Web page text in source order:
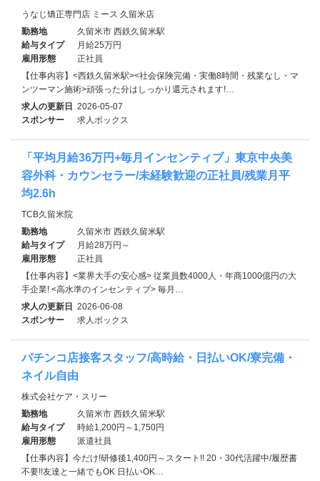
うなじ矯正専門店 ミース 久留米店
勤務地
久留米市 西鉄久留米駅
給与タイプ
月給25万円
雇用形態
正社員
【仕事内容】<西鉄久留米駅><社会保険完備・実働8時間・残業なし・マ
ンツーマン施術>頑張った分はしっかり還元されます!…
求人の更新日 2026-05-07
スポンサー
求人ボックス
「平均月給36万円+毎月インセンティブ」東京中央美
容外科・カウンセラー/未経験歓迎の正社員/残業月平
均2.6h
TCB久留米院
勤務地
久留米市 西鉄久留米駅
給与タイプ
月給28万円～
雇用形態
正社員
【仕事内容】<業界大手の安心感> 従業員数4000人・年商1000億円の大
手企業! <⾼⽔準のインセンティブ> 毎月…
求人の更新日 2026-06-08
スポンサー
求人ボックス
パチンコ店接客スタッフ/高時給・日払いOK/寮完備・
ネイル自由
株式会社ケア・スリー
勤務地
久留米市 西鉄久留米駅
給与タイプ
時給1,200円～1,750円
雇用形態
派遣社員
【仕事内容】今だけ!研修後1,400円～スタート!! 20・30代活躍中/履歴書
不要!!友達と一緒でもOK 日払いOK…